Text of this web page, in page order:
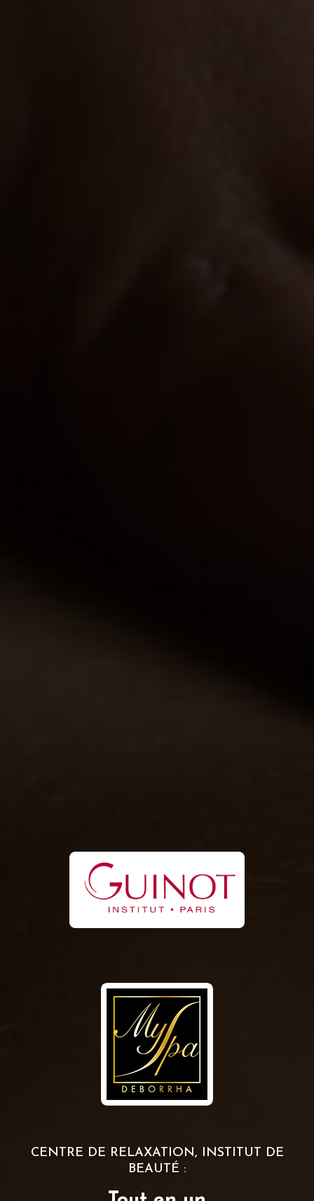
CENTRE DE RELAXATION, INSTITUT DE
BEAUTÉ :